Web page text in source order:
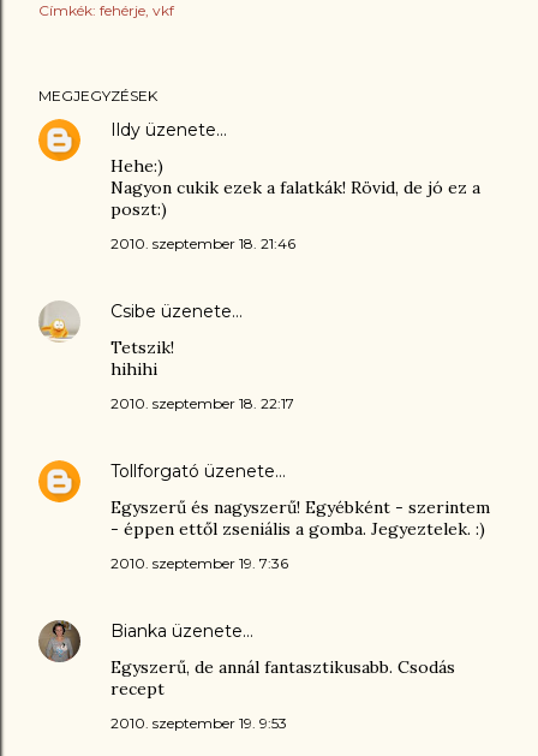
Címkék: fehérje vkf
MEGJEGYZÉSEK
Ildy üzenete…
Hehe:)
Nagyon cukik ezek a falatkák! Rövid, de jó ez a
poszt:)
2010. szeptember 18. 21:46
Csibe üzenete…
Tetszik!
hihihi
2010. szeptember 18. 22:17
Tollforgató üzenete…
Egyszerű és nagyszerű! Egyébként - szerintem
- éppen ettől zseniális a gomba. Jegyeztelek. :)
2010. szeptember 19. 7:36
Bianka üzenete…
Egyszerű, de annál fantasztikusabb. Csodás
recept
2010. szeptember 19. 9:53